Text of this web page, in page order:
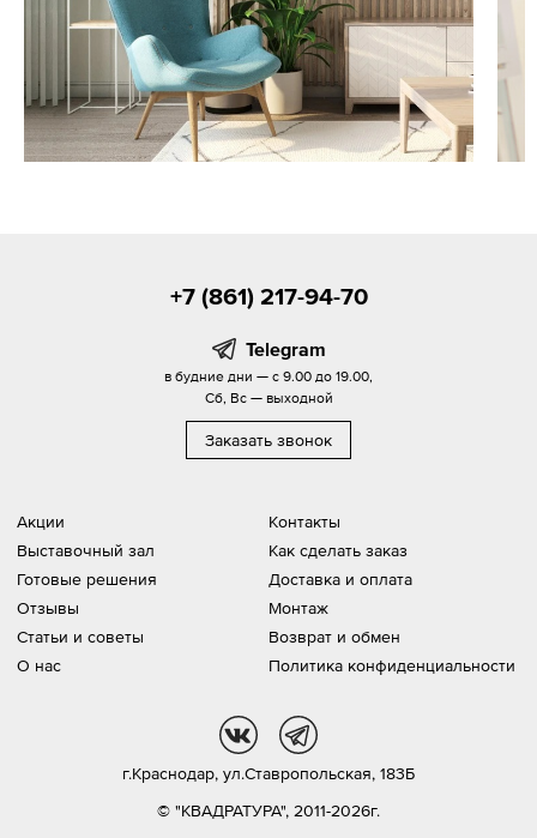
Акции
Выставочный зал
Готовые решения
Отзывы
Статьи и советы
О нас
Контакты
Как сделать заказ
Доставка и оплата
Монтаж
Возврат и обмен
Политика конфиденциальности
+7 (861) 217-94-70
Telegram
в будние дни — с 9.00 до 19.00,
Сб, Вс — выходной
Заказать звонок
© "КВАДРАТУРА", 2011-2026г.
г.Краснодар, ул.Ставропольская, 183Б
vk tg